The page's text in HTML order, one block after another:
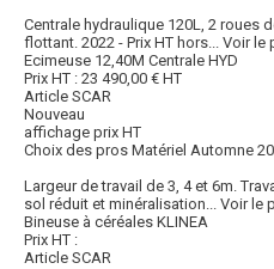
Centrale hydraulique 120L, 2 roues
flottant. 2022 - Prix HT hors... Voir le
Ecimeuse 12,40M Centrale HYD
Prix HT : 23 490,00 € HT
Article SCAR
Nouveau
affichage prix HT
Choix des pros Matériel Automne
Largeur de travail de 3, 4 et 6m.
sol réduit et minéralisation... Voir le
Bineuse à céréales KLINEA
Prix HT :
Article SCAR